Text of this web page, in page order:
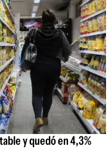
y quedó en 4,3%